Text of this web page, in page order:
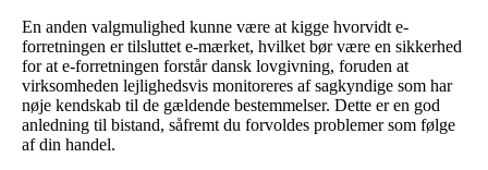
En anden valgmulighed kunne være at kigge hvorvidt e-
forretningen er tilsluttet e-mærket, hvilket bør være en sikkerhed
for at e-forretningen forstår dansk lovgivning, foruden at
virksomheden lejlighedsvis monitoreres af sagkyndige som har
nøje kendskab til de gældende bestemmelser. Dette er en god
anledning til bistand, såfremt du forvoldes problemer som følge
af din handel.